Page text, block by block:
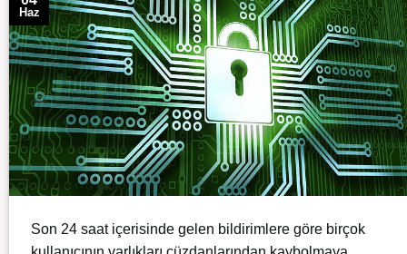
Haz
Son 24 saat içerisinde gelen bildirimlere göre birçok